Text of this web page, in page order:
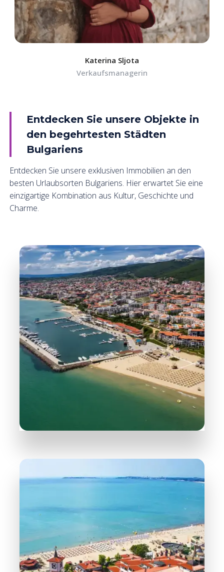
Katerina Sljota
Verkaufsmanagerin
Entdecken Sie unsere Objekte in
den begehrtesten Städten
Bulgariens
Entdecken Sie unsere exklusiven Immobilien an den
besten Urlaubsorten Bulgariens. Hier erwartet Sie eine
einzigartige Kombination aus Kultur, Geschichte und
Charme.
Sveti Vlas